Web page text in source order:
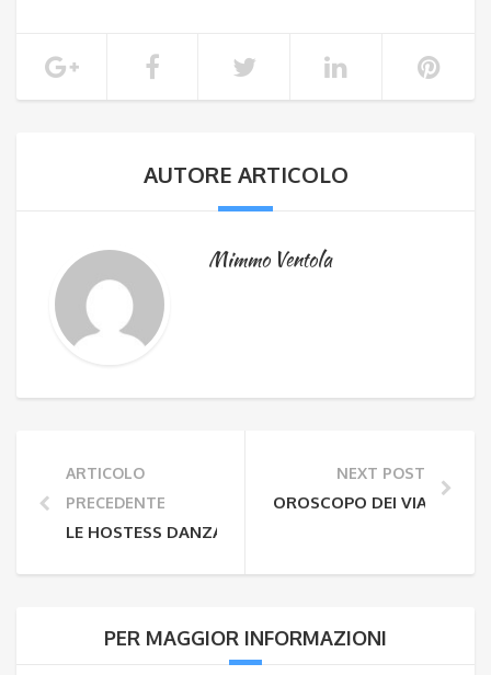
AUTORE ARTICOLO
Mimmo Ventola
ARTICOLO
PRECEDENTE
LE HOSTESS DANZANTI……
NEXT POST
OROSCOPO DEI VIAGGI :
PER MAGGIOR INFORMAZIONI